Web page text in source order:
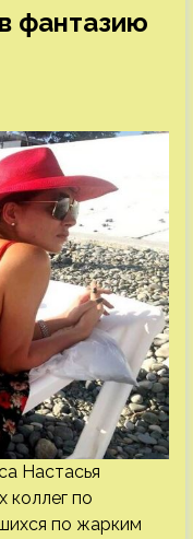
фантазию
Настасья
коллег по
по жарким